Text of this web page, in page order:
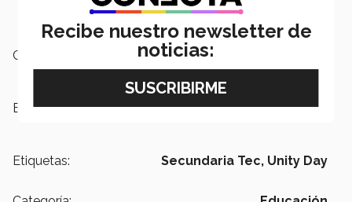
Campus:
Escuelas: PrepaTec
Etiquetas: Secundaria Tec, Unity Day
Recibe nuestro newsletter de
noticias: